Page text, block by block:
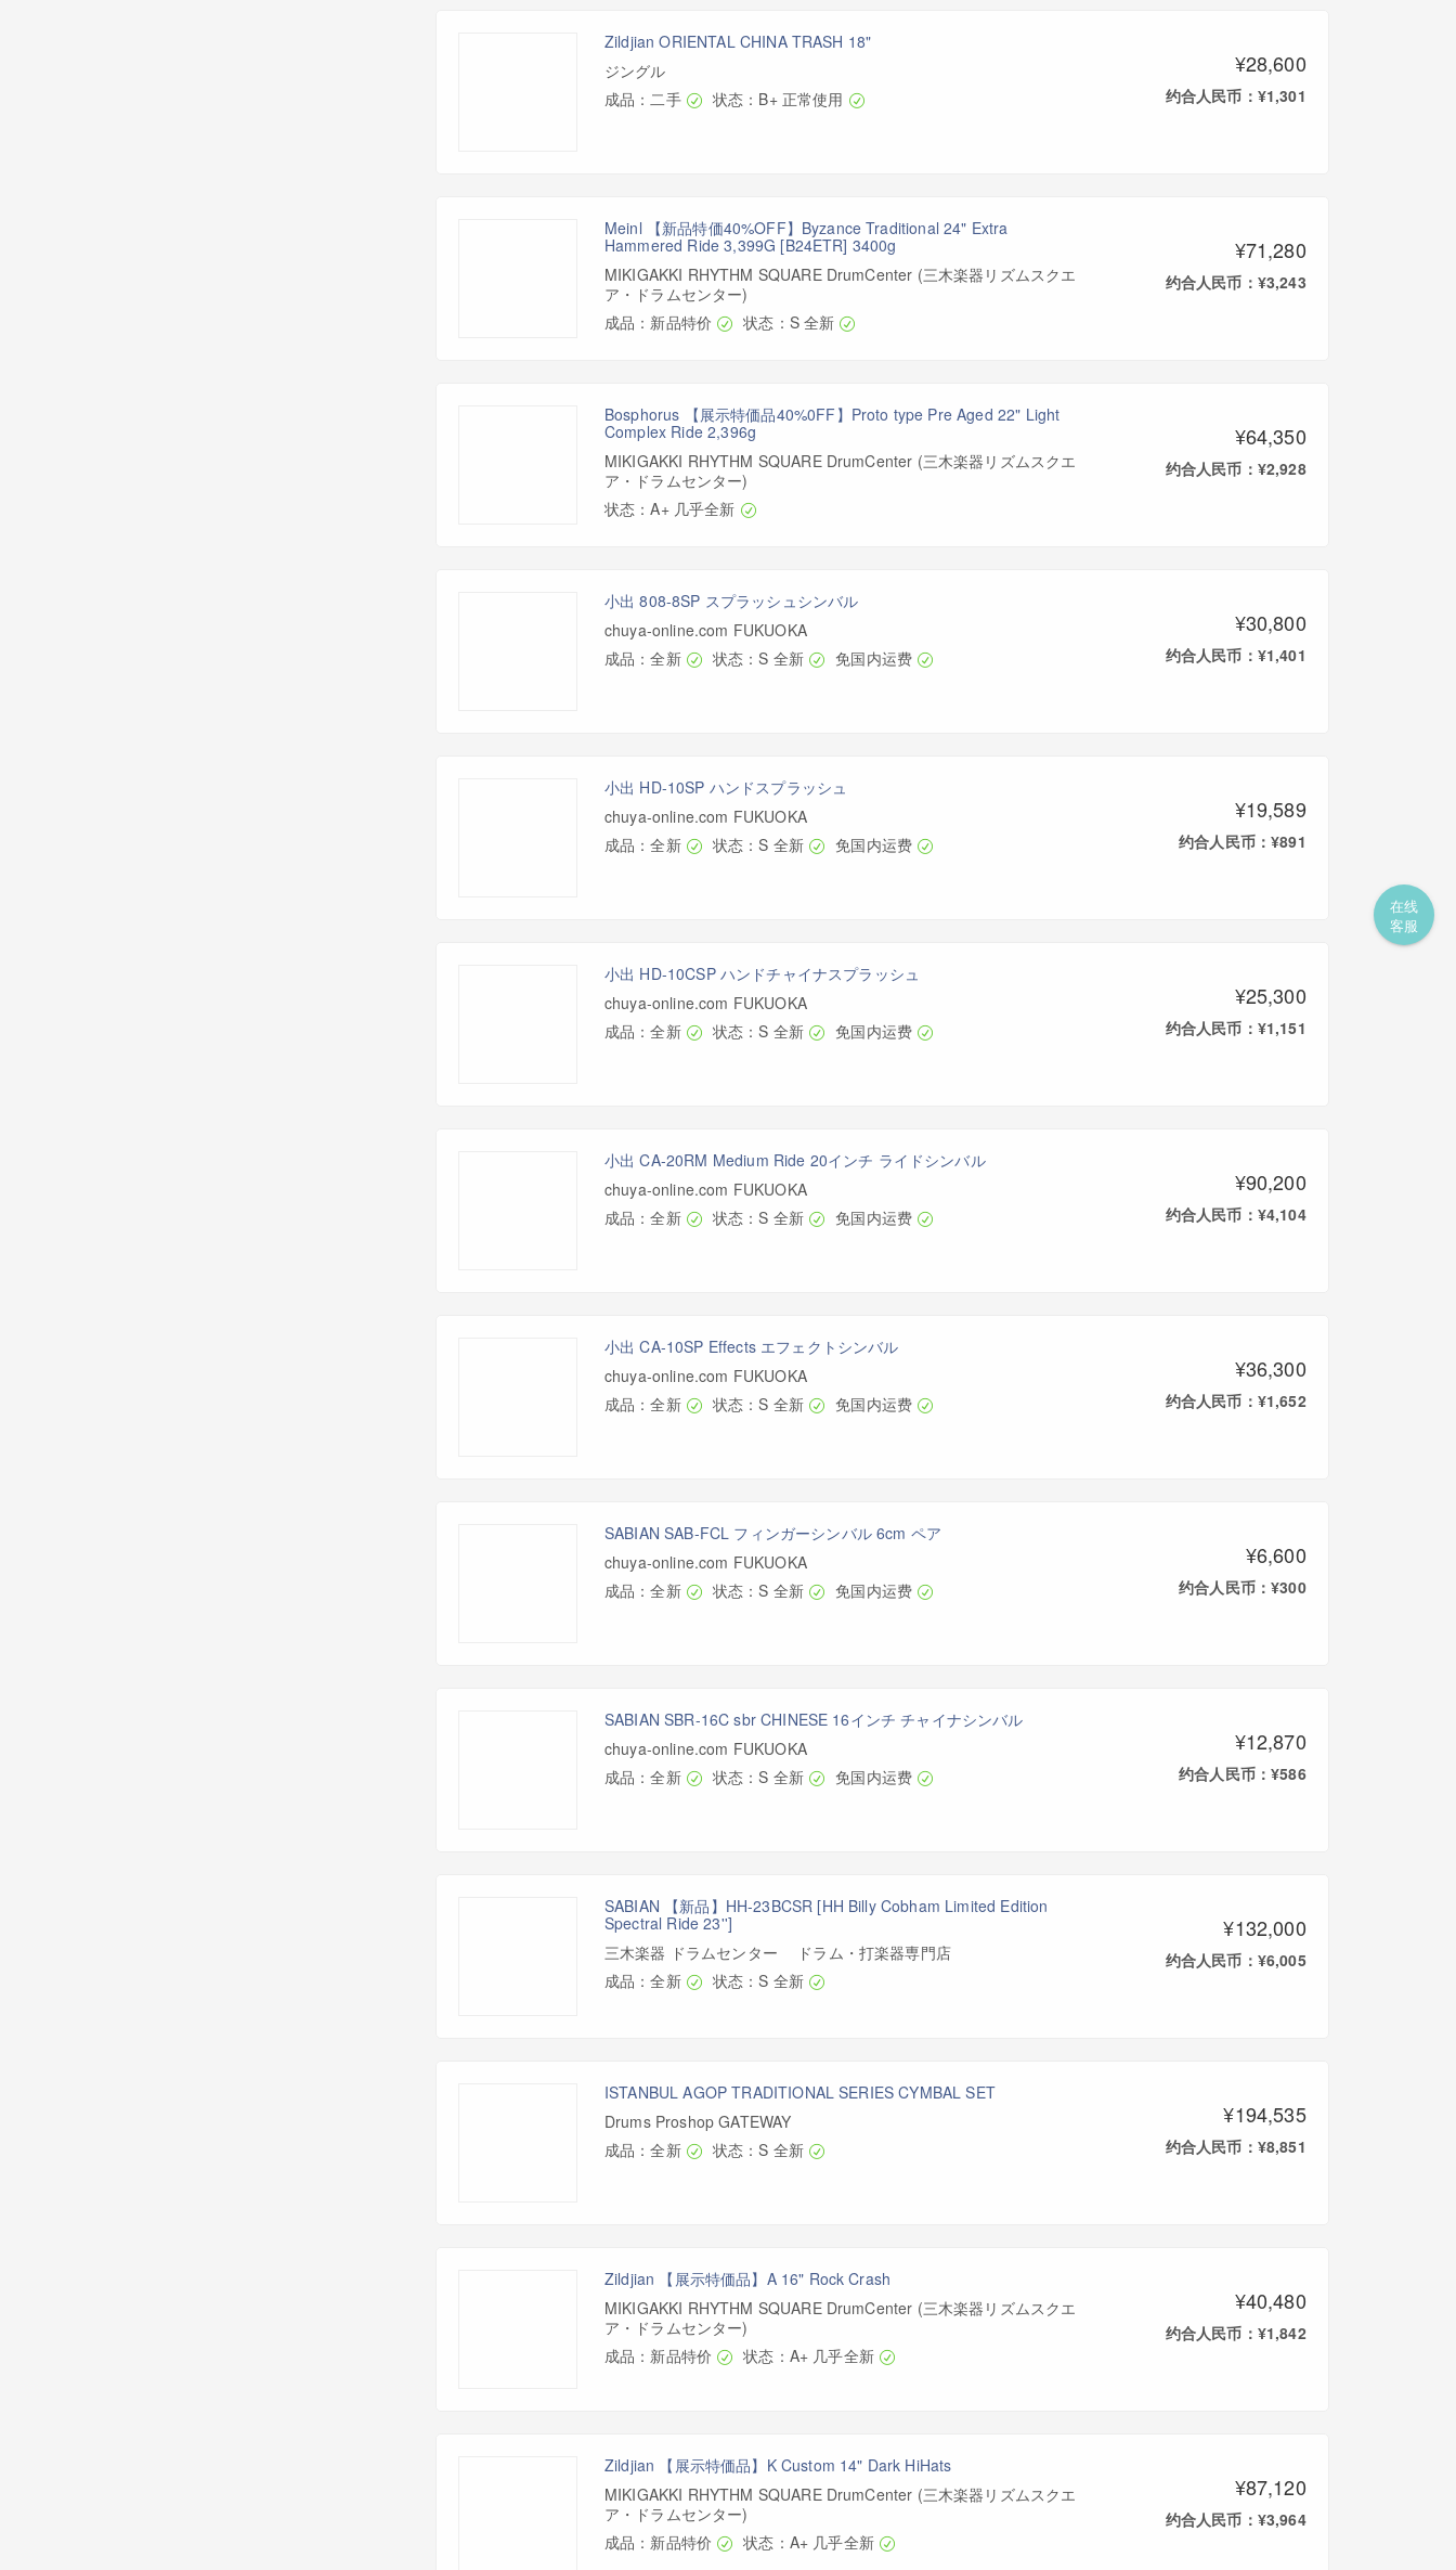
Zildjian ORIENTAL CHINA TRASH 18"
ジングル
成品：二手
状态：B+ 正常使用
¥28,600
约合人民币：¥1,301
Meinl 【新品特価40%OFF】Byzance Traditional 24" Extra
Hammered Ride 3,399G [B24ETR] 3400g
MIKIGAKKI RHYTHM SQUARE DrumCenter (三木楽器リズムスクエ
ア・ドラムセンター)
成品：新品特价
状态：S 全新
¥71,280
约合人民币：¥3,243
Bosphorus 【展示特価品40%0FF】Proto type Pre Aged 22" Light
Complex Ride 2,396g
MIKIGAKKI RHYTHM SQUARE DrumCenter (三木楽器リズムスクエ
ア・ドラムセンター)
状态：A+ 几乎全新
¥64,350
约合人民币：¥2,928
小出 808-8SP スプラッシュシンバル
chuya-online.com FUKUOKA
成品：全新
状态：S 全新 免国内运费
¥30,800
约合人民币：¥1,401
小出 HD-10SP ハンドスプラッシュ
chuya-online.com FUKUOKA
成品：全新
状态：S 全新 免国内运费
¥19,589
约合人民币：¥891
小出 HD-10CSP ハンドチャイナスプラッシュ
chuya-online.com FUKUOKA
成品：全新
状态：S 全新 免国内运费
¥25,300
约合人民币：¥1,151
小出 CA-20RM Medium Ride 20インチ ライドシンバル
chuya-online.com FUKUOKA
成品：全新
状态：S 全新 免国内运费
¥90,200
约合人民币：¥4,104
小出 CA-10SP Effects エフェクトシンバル
chuya-online.com FUKUOKA
成品：全新
状态：S 全新 免国内运费
¥36,300
约合人民币：¥1,652
SABIAN SAB-FCL フィンガーシンバル 6cm ペア
chuya-online.com FUKUOKA
成品：全新
状态：S 全新 免国内运费
¥6,600
约合人民币：¥300
SABIAN SBR-16C sbr CHINESE 16インチ チャイナシンバル
chuya-online.com FUKUOKA
成品：全新
状态：S 全新 免国内运费
¥12,870
约合人民币：¥586
SABIAN 【新品】HH-23BCSR [HH Billy Cobham Limited Edition
Spectral Ride 23'']
三木楽器 ドラムセンター ドラム・打楽器専門店
成品：全新
状态：S 全新
¥132,000
约合人民币：¥6,005
ISTANBUL AGOP TRADITIONAL SERIES CYMBAL SET
Drums Proshop GATEWAY
成品：全新
状态：S 全新
¥194,535
约合人民币：¥8,851
Zildjian 【展示特価品】A 16" Rock Crash
MIKIGAKKI RHYTHM SQUARE DrumCenter (三木楽器リズムスクエ
ア・ドラムセンター)
成品：新品特价
状态：A+ 几乎全新
¥40,480
约合人民币：¥1,842
Zildjian 【展示特価品】K Custom 14" Dark HiHats
MIKIGAKKI RHYTHM SQUARE DrumCenter (三木楽器リズムスクエ
ア・ドラムセンター)
成品：新品特价
状态：A+ 几乎全新
¥87,120
约合人民币：¥3,964
在线
客服